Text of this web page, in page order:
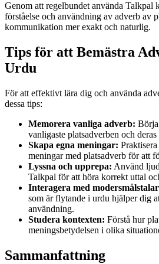
Genom att regelbundet använda Talkpal
förståelse och användning av adverb av
kommunikation mer exakt och naturlig.
Tips för att Bemästra
Urdu
För att effektivt lära dig och använda
dessa tips:
Memorera vanliga adverb:
vanligaste platsadverben och deras
Skapa egna meningar:
meningar med platsadverb för att
Lyssna och upprepa: Använd
Talkpal för att höra korrekt uttal
Interagera med
som är flytande i urdu hjälper dig
användning.
Studera kontexten: Förstå hur
meningsbetydelsen i olika
Sammanfattning